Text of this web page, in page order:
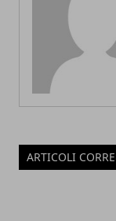
ARTICOLI